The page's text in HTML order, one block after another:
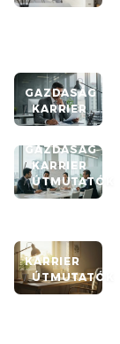
GAZDASÁG
KARRIER
GAZDASÁG
KARRIER
ÚTMUTATÓK
KARRIER
ÚTMUTATÓK